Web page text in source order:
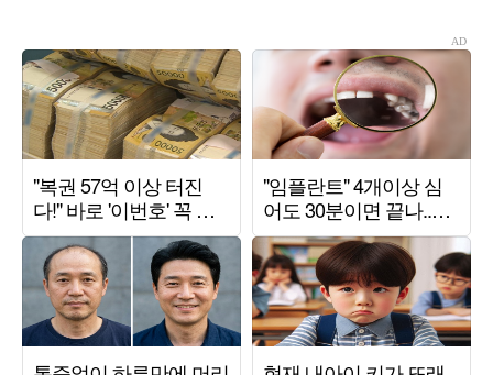
상남자 면모 ('목요일
해석 ('트기트기 이특')